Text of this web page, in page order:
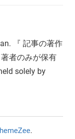
『 記事の著作
者のみが保有
solely by
.